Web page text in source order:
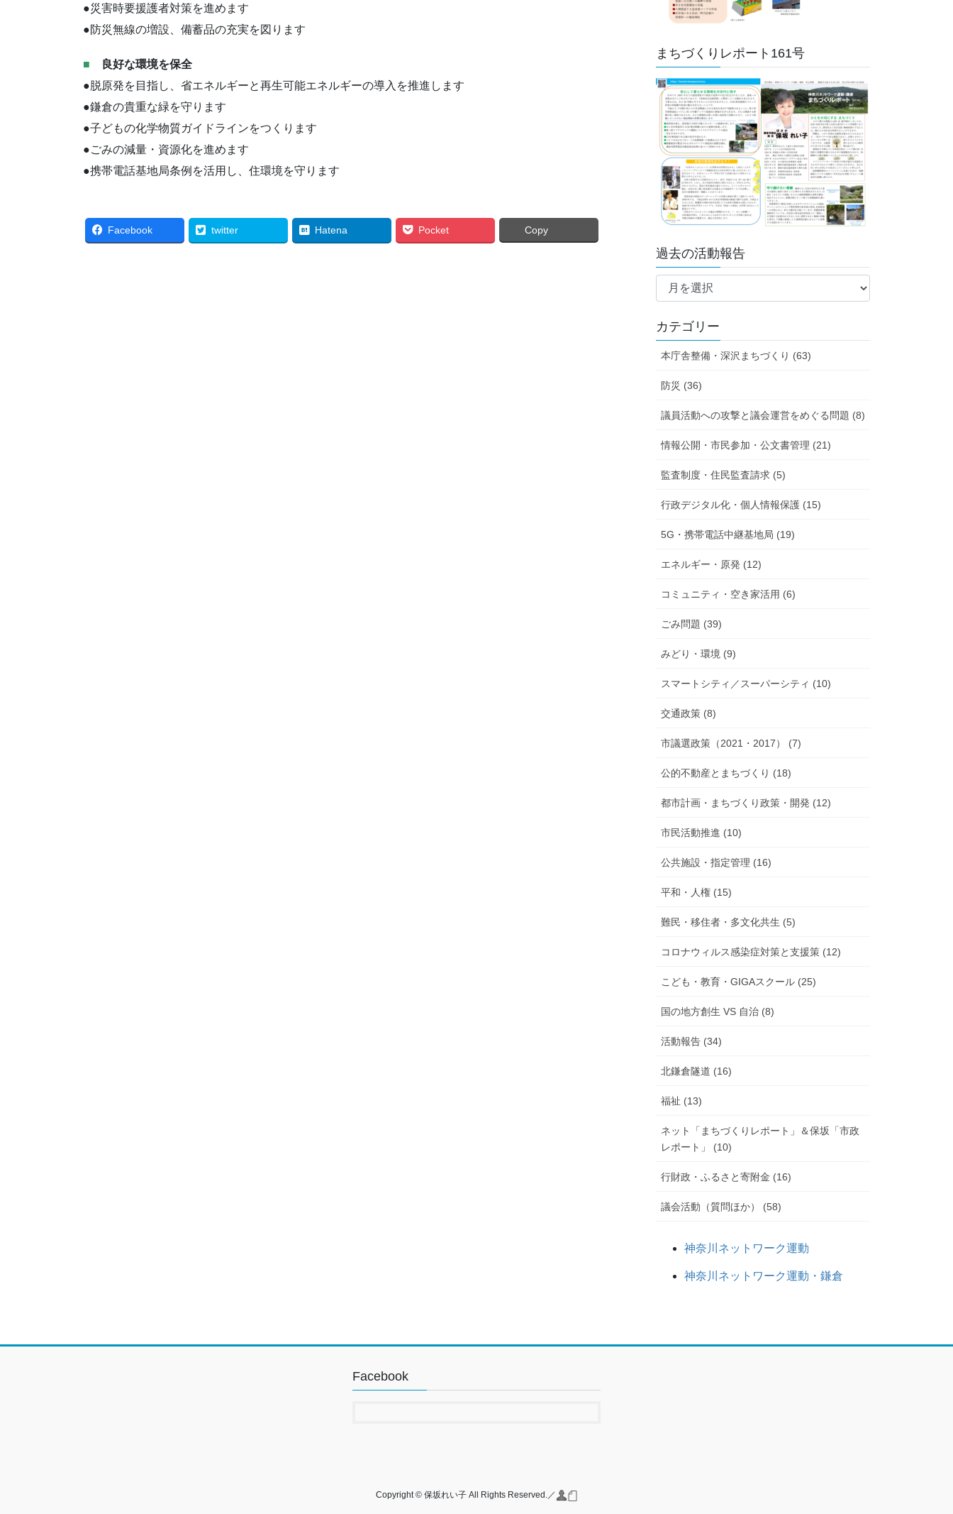
●災害時要援護者対策を進めます
●防災無線の増設、備蓄品の充実を図ります
■ 良好な環境を保全
●脱原発を目指し、省エネルギーと再生可能エネルギーの導入を推進します
●鎌倉の貴重な緑を守ります
●子どもの化学物質ガイドラインをつくります
●ごみの減量・資源化を進めます
●携帯電話基地局条例を活用し、住環境を守ります
Facebook twitter Hatena Pocket Copy
まちづくりレポート161号
過去の活動報告
過
活
動
報
カテゴリー
本庁舎整備・深沢まちづくり (63)
防災 (36)
議員活動への攻撃と議会運営をめぐる問題 (8)
情報公開・市民参加・公文書管理 (21)
監査制度・住民監査請求 (5)
行政デジタル化・個人情報保護 (15)
5G・携帯電話中継基地局 (19)
エネルギー・原発 (12)
コミュニティ・空き家活用 (6)
ごみ問題 (39)
みどり・環境 (9)
スマートシティ／スーパーシティ (10)
交通政策 (8)
市議選政策（2021・2017） (7)
公的不動産とまちづくり (18)
都市計画・まちづくり政策・開発 (12)
市民活動推進 (10)
公共施設・指定管理 (16)
平和・人権 (15)
難民・移住者・多文化共生 (5)
コロナウィルス感染症対策と支援策 (12)
こども・教育・GIGAスクール (25)
国の地方創生 VS 自治 (8)
活動報告 (34)
北鎌倉隧道 (16)
福祉 (13)
ネット「まちづくりレポート」＆保坂「市政
レポート」 (10)
行財政・ふるさと寄附金 (16)
議会活動（質問ほか） (58)
神奈川ネットワーク運動
神奈川ネットワーク運動・鎌倉
Facebook
Copyright © 保坂れい子 All Rights Reserved.／